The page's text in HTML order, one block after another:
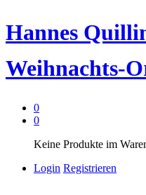
Hannes
Weihnachts-
0
0
Keine Produkte im
Login Registrieren